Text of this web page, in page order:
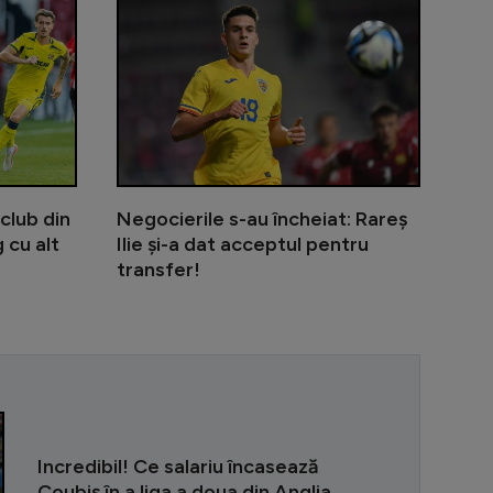
din
cu alt
Negocierile s-au încheiat: Rareș
Ilie și-a dat acceptul pentru
transfer!
Incredibil! Ce salariu încasează